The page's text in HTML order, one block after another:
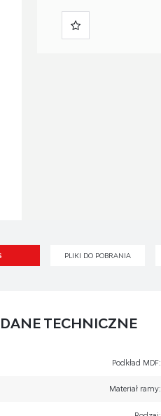
PLIKI DO POBRANIA
DANE TECHNICZNE
Podkład MDF:
Materiał ramy: